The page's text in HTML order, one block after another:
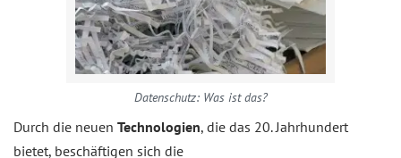
Datenschutz: Was ist das?
Durch die neuen Technologien, die das 20. Jahrhundert
bietet, beschäftigen sich die